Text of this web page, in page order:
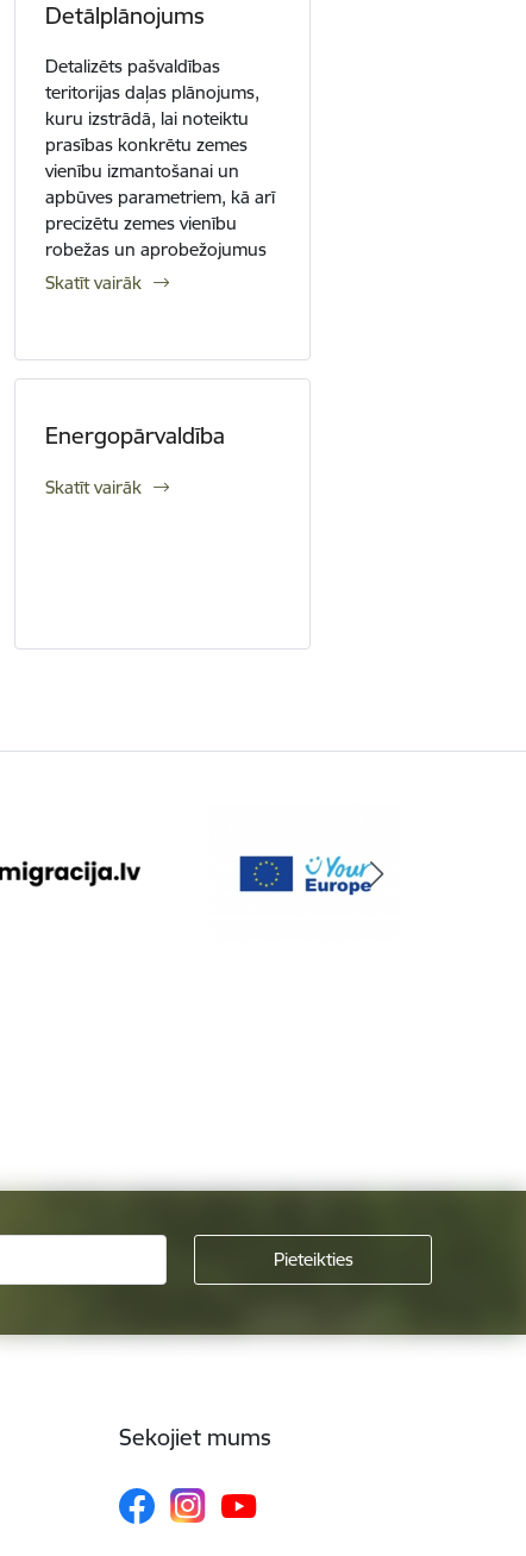
Detālplānojums
Detalizēts pašvaldības
teritorijas daļas plānojums,
kuru izstrādā, lai noteiktu
prasības konkrētu zemes
vienību izmantošanai un
apbūves parametriem, kā arī
precizētu zemes vienību
robežas un aprobežojumus
Skatīt vairāk
Energopārvaldība
Skatīt vairāk
Sekojiet mums